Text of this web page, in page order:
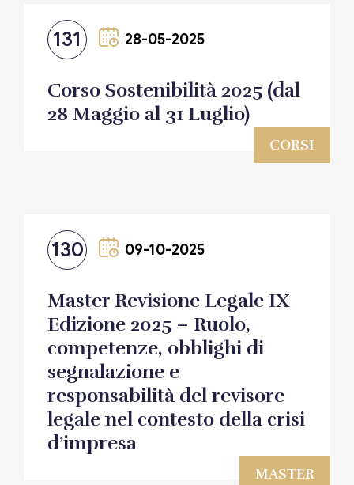
131 28-05-2025
CORSI
Corso Sostenibilità 2025 (dal
28 Maggio al 31 Luglio)
130 09-10-2025
MASTER
Master Revisione Legale IX
Edizione 2025 – Ruolo,
competenze, obblighi di
segnalazione e
responsabilità del revisore
legale nel contesto della crisi
d’impresa